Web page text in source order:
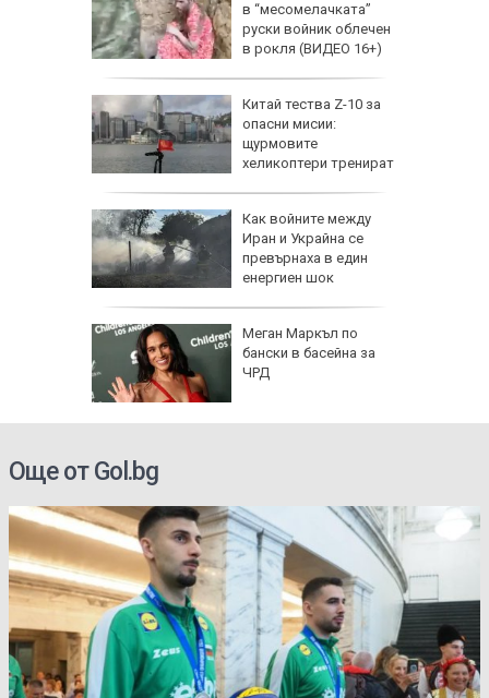
в “месомелачката”
руски войник облечен
в рокля (ВИДЕО 16+)
Китай тества Z-10 за
опасни мисии:
щурмовите
хеликоптери тренират
Как войните между
Иран и Украйна се
превърнаха в един
енергиен шок
Меган Маркъл по
бански в басейна за
ЧРД
Още от Gol.bg